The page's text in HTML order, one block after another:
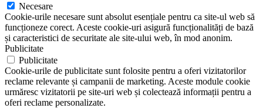
Necesare
Cookie-urile necesare sunt absolut esențiale pentru ca site-ul web să
funcționeze corect. Aceste cookie-uri asigură funcționalități de bază
și caracteristici de securitate ale site-ului web, în mod anonim.
Publicitate
Publicitate
Cookie-urile de publicitate sunt folosite pentru a oferi vizitatorilor
reclame relevante și campanii de marketing. Aceste module cookie
urmăresc vizitatorii pe site-uri web și colectează informații pentru a
oferi reclame personalizate.